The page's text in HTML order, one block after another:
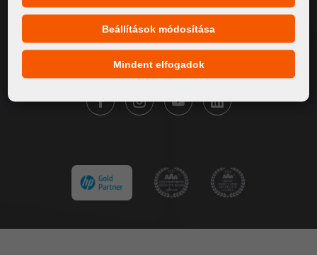
Márkáink
Kapcsolat
KÖVESSE A FORTUNA DIGITAL GROUP
Beállítások módosítása
Mindent elfogadok